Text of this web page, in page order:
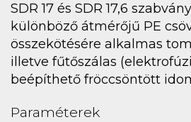
SDR 17 és SDR 17,6
különböző átmérőjű PE
összekötésére alkalmas
illetve fűtőszálas
beépíthető fröccsöntött
Paraméterek